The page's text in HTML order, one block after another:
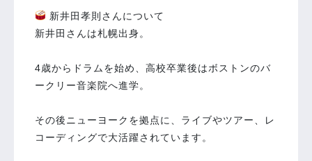
新井田孝則さんについて
新井田さんは札幌出身。
4歳からドラムを始め、高校卒業後はボストンのバ
ークリー音楽院へ進学。
その後ニューヨークを拠点に、ライブやツアー、レ
コーディングで大活躍されています。